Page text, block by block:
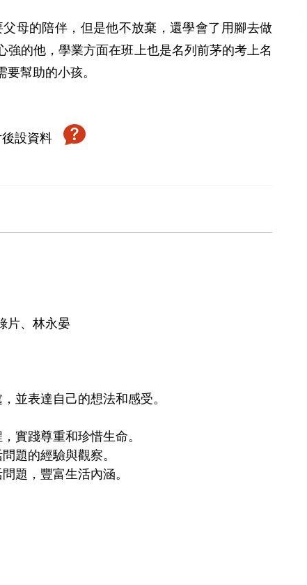
母的陪伴，但是他不放棄，還學會了用腳­去做
的他，學業方面在班上也是­名列前茅的考上名
幫助的小孩。
設資料
片、林永晏
並表達自己的想法和感受。
實踐尊重和珍惜生命。
題的經驗與觀察。
題，豐富生活內涵。